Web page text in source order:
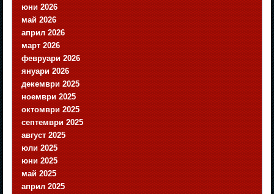
юни 2026
май 2026
април 2026
март 2026
февруари 2026
януари 2026
декември 2025
ноември 2025
октомври 2025
септември 2025
август 2025
юли 2025
юни 2025
май 2025
април 2025